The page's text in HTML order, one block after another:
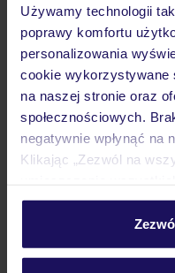
Używamy technologii
poprawy komfortu
personalizowania
cookie wykorzystywane
na naszej stronie oraz
społecznościowych.
negatywnie wpłynąć na
Klikając „Zezwól na
personalizować swój
Szczegółowe
Pokoje
Wyżywienie
Atrakcje
Ważne